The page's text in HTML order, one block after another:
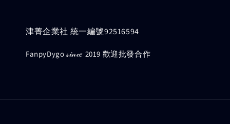
津菁企業社 統一編號92516594
FanpyDygo 𝓈𝒾𝓃𝒸𝑒 2019 歡迎批發合作